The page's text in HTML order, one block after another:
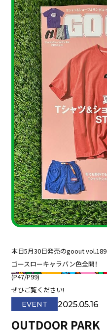
本日5月30日発売のgoout vol.189
⁡ゴースローキャラバン色全開！
(P47/P99)
⁡ぜひご覧ください!
EVENT 2025.05.16
OUTDOOR PARK